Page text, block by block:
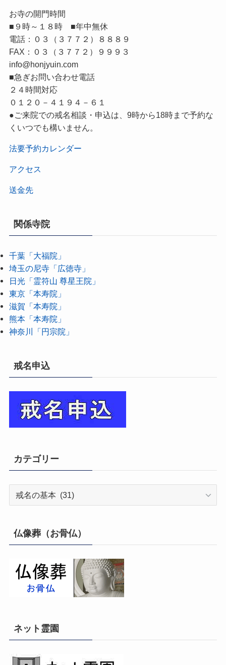
お寺の開門時間
■９時～１８時 ■年中無休
電話：０３（３７７２）８８８９
FAX：０３（３７７２）９９９３
info@honjyuin.com
■急ぎお問い合わせ電話
２４時間対応
０１２０－４１９４－６１
●ご来院での戒名相談・申込は、9時から18時まで予約な
くいつでも構いません。
法要予約カレンダー
アクセス
送金先
関係寺院
千葉「大福院」
埼玉の尼寺「広徳寺」
日光「霊符山 尊星王院」
東京「本寿院」
滋賀「本寿院」
熊本「本寿院」
神奈川「円宗院」
戒名申込
カテゴリー
リ
ー
仏像葬（お骨仏）
ネット霊園